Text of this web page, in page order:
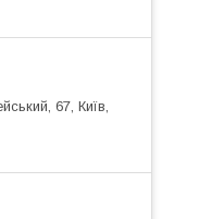
67, Київ,